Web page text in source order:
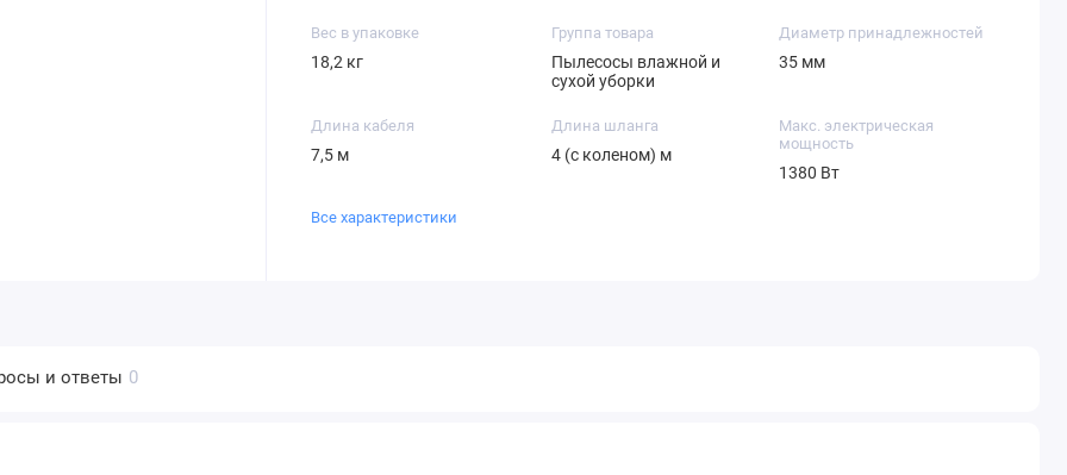
Вес в упаковке
18,2 кг
Группа товара
Пылесосы влажной и
сухой уборки
Диаметр принадлежностей
35 мм
Длина кабеля
7,5 м
Длина шланга
4 (с коленом) м
Макс. электрическая
мощность
1380 Вт
Все характеристики
и ответы 0